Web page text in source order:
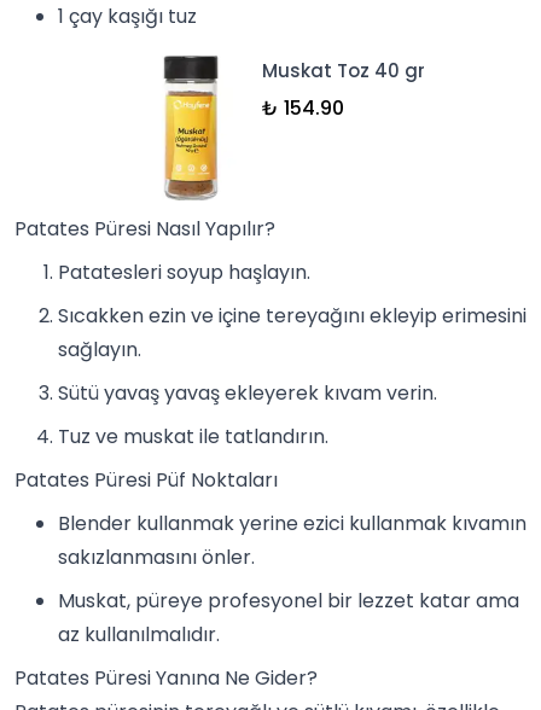
1 çay kaşığı tuz
Muskat Toz 40 gr
₺ 154.90
Patates Püresi Nasıl Yapılır?
Patatesleri soyup haşlayın.
Sıcakken ezin ve içine tereyağını ekleyip erimesini
sağlayın.
Sütü yavaş yavaş ekleyerek kıvam verin.
Tuz ve muskat ile tatlandırın.
Patates Püresi Püf Noktaları
Blender kullanmak yerine ezici kullanmak kıvamın
sakızlanmasını önler.
Muskat, püreye profesyonel bir lezzet katar ama
az kullanılmalıdır.
Patates Püresi Yanına Ne Gider?